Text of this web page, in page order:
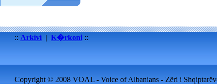
:: Arkivi | K�rkoni ::
Copyright © 2008 VOAL - Voice of Albanians - Zëri i